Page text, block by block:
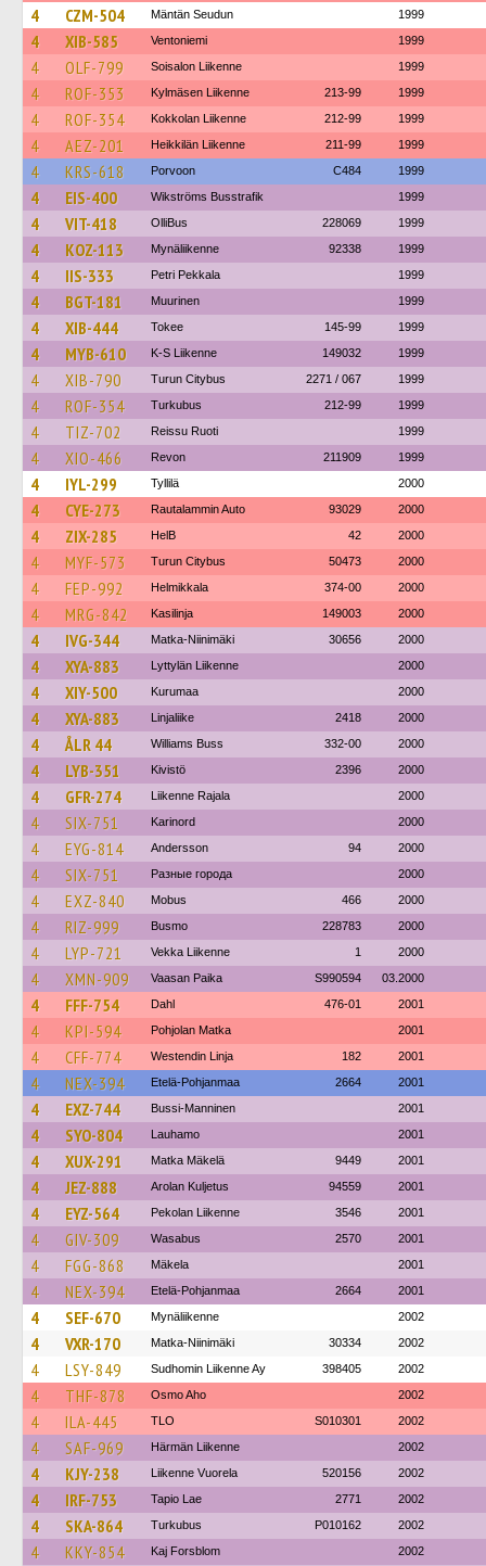
4 CZM-504 Mäntän Seudun 1999
4 XIB-585 Ventoniemi 1999
4 OLF-799 Soisalon Liikenne 1999
4 ROF-353 Kylmäsen Liikenne 213-99 1999
4 ROF-354 Kokkolan Liikenne 212-99 1999
4 AEZ-201 Heikkilän Liikenne 211-99 1999
4 KRS-618 Porvoon C484 1999
4 EIS-400 Wikströms Busstrafik 1999
4 VIT-418 OlliBus 228069 1999
4 KOZ-113 Mynäliikenne 92338 1999
4 IIS-333 Petri Pekkala 1999
4 BGT-181 Muurinen 1999
4 XIB-444 Tokee 145-99 1999
4 MYB-610 K-S Liikenne 149032 1999
4 XIB-790 Turun Citybus 2271 / 067 1999
4 ROF-354 Turkubus 212-99 1999
4 TIZ-702 Reissu Ruoti 1999
4 XIO-466 Revon 211909 1999
4 IYL-299 Tyllilä 2000
4 CYE-273 Rautalammin Auto 93029 2000
4 ZIX-285 HelB 42 2000
4 MYF-573 Turun Citybus 50473 2000
4 FEP-992 Helmikkala 374-00 2000
4 MRG-842 Kasilinja 149003 2000
4 IVG-344 Matka-Niinimäki 30656 2000
4 XYA-883 Lyttylän Liikenne 2000
4 XIY-500 Kurumaa 2000
4 XYA-883 Linjaliike 2418 2000
4 ÅLR 44 Williams Buss 332-00 2000
4 LYB-351 Kivistö 2396 2000
4 GFR-274 Liikenne Rajala 2000
4 SIX-751 Karinord 2000
4 EYG-814 Andersson 94 2000
4 SIX-751 Разные города 2000
4 EXZ-840 Mobus 466 2000
4 RIZ-999 Busmo 228783 2000
4 LYP-721 Vekka Liikenne 1 2000
4 XMN-909 Vaasan Paika S990594 03.2000
4 FFF-754 Dahl 476-01 2001
4 KPI-594 Pohjolan Matka 2001
4 CFF-774 Westendin Linja 182 2001
4 NEX-394 Etelä-Pohjanmaa 2664 2001
4 EXZ-744 Bussi-Manninen 2001
4 SYO-804 Lauhamo 2001
4 XUX-291 Matka Mäkelä 9449 2001
4 JEZ-888 Arolan Kuljetus 94559 2001
4 EYZ-564 Pekolan Liikenne 3546 2001
4 GIV-309 Wasabus 2570 2001
4 FGG-868 Mäkela 2001
4 NEX-394 Etelä-Pohjanmaa 2664 2001
4 SEF-670 Mynäliikenne 2002
4 VXR-170 Matka-Niinimäki 30334 2002
4 LSY-849 Sudhomin Liikenne Ay 398405 2002
4 THF-878 Osmo Aho 2002
4 ILA-445 TLO S010301 2002
4 SAF-969 Härmän Liikenne 2002
4 KJY-238 Liikenne Vuorela 520156 2002
4 IRF-753 Tapio Lae 2771 2002
4 SKA-864 Turkubus P010162 2002
4 KKY-854 Kaj Forsblom 2002